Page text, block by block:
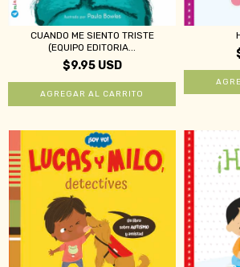
CUANDO ME SIENTO TRISTE
(EQUIPO EDITORIA...
$9.95 USD